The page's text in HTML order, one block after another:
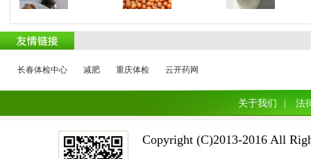
长春体检中心 减肥 重庆体检 云开药网
关于我们 法
Copyright (C)2013-2016 All